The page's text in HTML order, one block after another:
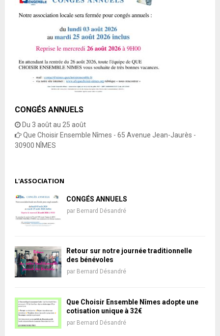
CONGÉS ANNUELS
Du 3 août au 25 août
Que Choisir Ensemble Nîmes - 65 Avenue Jean-Jaurès -
30900 NÎMES
L'ASSOCIATION
CONGÉS ANNUELS
par Bernard Désandré
Retour sur notre journée traditionnelle
des bénévoles
par Bernard Désandré
Que Choisir Ensemble Nîmes adopte une
cotisation unique à 32€
par Bernard Désandré